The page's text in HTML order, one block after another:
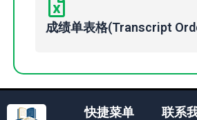
成绩单表格(Transcript
快捷菜单 联系